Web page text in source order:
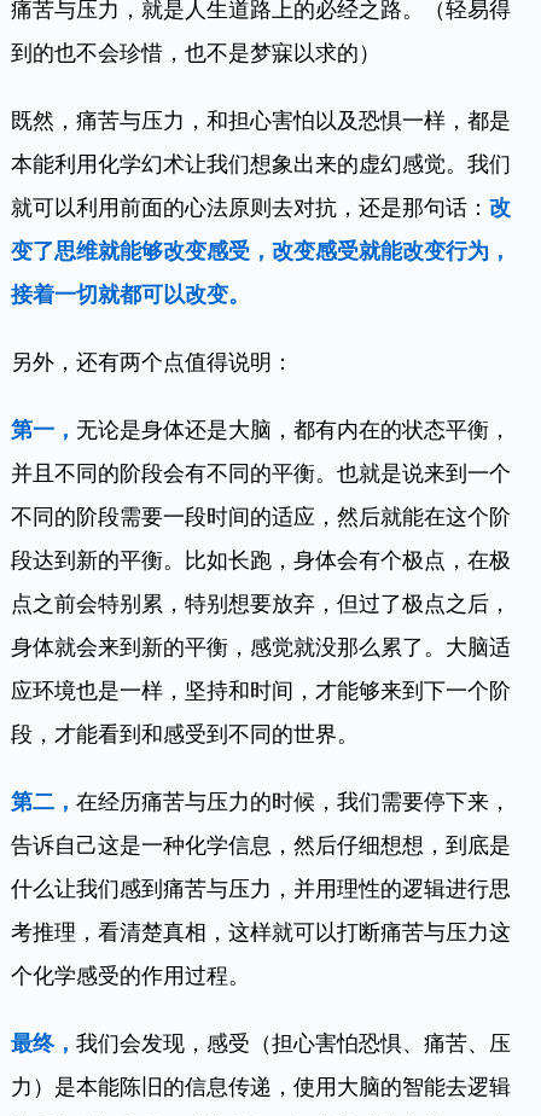
痛苦与压力，就是人生道路上的必经之路。（轻易得
到的也不会珍惜，也不是梦寐以求的）
既然，痛苦与压力，和担心害怕以及恐惧一样，都是
本能利用化学幻术让我们想象出来的虚幻感觉。我们
就可以利用前面的心法原则去对抗，还是那句话：改
变了思维就能够改变感受，改变感受就能改变行为，
接着一切就都可以改变。
另外，还有两个点值得说明：
第一， 无论是身体还是大脑，都有内在的状态平衡，
并且不同的阶段会有不同的平衡。也就是说来到一个
不同的阶段需要一段时间的适应，然后就能在这个阶
段达到新的平衡。比如长跑，身体会有个极点，在极
点之前会特别累，特别想要放弃，但过了极点之后，
身体就会来到新的平衡，感觉就没那么累了。大脑适
应环境也是一样，坚持和时间，才能够来到下一个阶
段，才能看到和感受到不同的世界。
第二，在经历痛苦与压力的时候，我们需要停下来，
告诉自己这是一种化学信息，然后仔细想想，到底是
什么让我们感到痛苦与压力，并用理性的逻辑进行思
考推理，看清楚真相，这样就可以打断痛苦与压力这
个化学感受的作用过程。
最终，我们会发现，感受（担心害怕恐惧、痛苦、压
力）是本能陈旧的信息传递，使用大脑的智能去逻辑